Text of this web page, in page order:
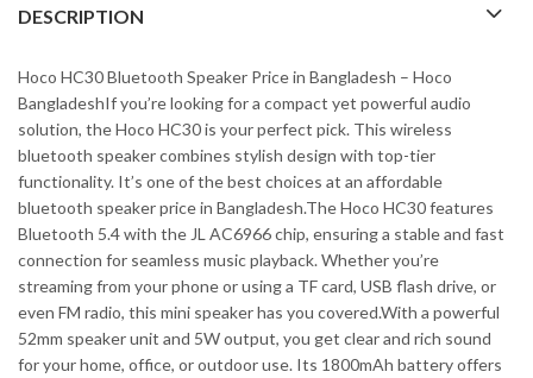
DESCRIPTION
Hoco HC30 Bluetooth Speaker Price in Bangladesh – Hoco
BangladeshIf you’re looking for a compact yet powerful audio
solution, the Hoco HC30 is your perfect pick. This wireless
bluetooth speaker combines stylish design with top-tier
functionality. It’s one of the best choices at an affordable
bluetooth speaker price in Bangladesh.The Hoco HC30 features
Bluetooth 5.4 with the JL AC6966 chip, ensuring a stable and fast
connection for seamless music playback. Whether you’re
streaming from your phone or using a TF card, USB flash drive, or
even FM radio, this mini speaker has you covered.With a powerful
52mm speaker unit and 5W output, you get clear and rich sound
for your home, office, or outdoor use. Its 1800mAh battery offers